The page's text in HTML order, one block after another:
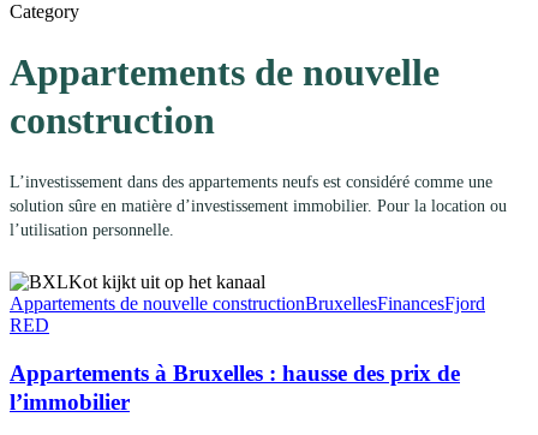
Category
Appartements de nouvelle
construction
L’investissement dans des appartements neufs est considéré comme une
solution sûre en matière d’investissement immobilier. Pour la location ou
l’utilisation personnelle.
Appartements de nouvelle constructionBruxellesFinancesFjord
RED
Appartements à Bruxelles : hausse des prix de
l’immobilier